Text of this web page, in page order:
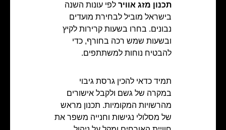
תכנון מזג אוויר לפי עונות השנה
בישראל מוביל לבחירת מועדים
נבונים. בחרו בשעות קרירות לקיץ
ובשעות שמש רכה בחורף, כדי
להבטיח נוחות למשתתפים.
תמיד כדאי להכין גרסת גיבוי
במקרה של גשם ולקבל אישורים
מהרשויות המקומיות. תכנון מראש
של מסלולי נגישות וחנייה משפר את